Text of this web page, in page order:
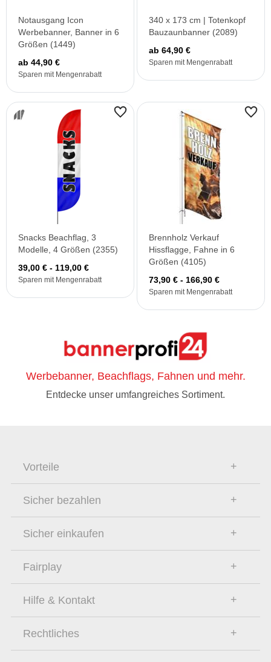
Notausgang Icon
Werbebanner, Banner in 6
Größen (1449)
ab 44,90 €
Sparen mit Mengenrabatt
340 x 173 cm | Totenkopf
Bauzaunbanner (2089)
ab 64,90 €
Sparen mit Mengenrabatt
Snacks Beachflag, 3
Modelle, 4 Größen (2355)
39,00 € - 119,00 €
Sparen mit Mengenrabatt
Brennholz Verkauf
Hissflagge, Fahne in 6
Größen (4105)
73,90 € - 166,90 €
Sparen mit Mengenrabatt
Werbebanner, Beachflags, Fahnen und mehr.
Entdecke unser umfangreiches Sortiment.
Vorteile
Sicher bezahlen
Sicher einkaufen
Fairplay
Hilfe & Kontakt
Rechtliches